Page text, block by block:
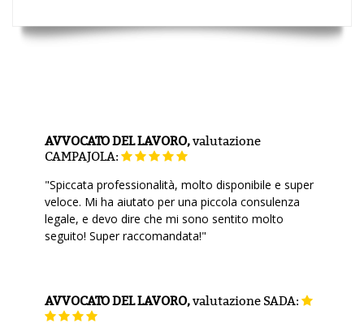
AVVOCATO DEL LAVORO,valutazione
CAMPAJOLA:
"Spiccata professionalità, molto disponibile e super
veloce. Mi ha aiutato per una piccola consulenza
legale, e devo dire che mi sono sentito molto
seguito! Super raccomandata!"
AVVOCATO DEL LAVORO,valutazioneSADA: